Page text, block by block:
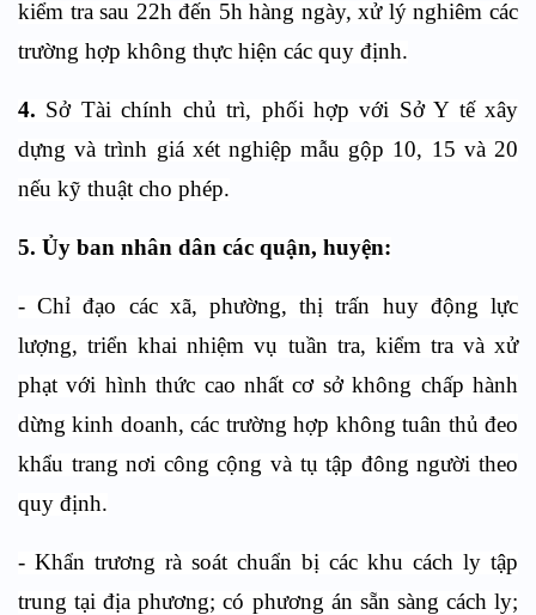
kiểm tra sau 22h đến 5h hàng ngày, xử lý nghiêm các
trường hợp không thực hiện các quy định.
4. Sở Tài chính chủ trì, phối hợp với Sở Y tế xây
dựng và trình giá xét nghiệp mẫu gộp 10, 15 và 20
nếu kỹ thuật cho phép.
5. Ủy ban nhân dân các quận, huyện:
- Chỉ đạo các xã, phường, thị trấn huy động lực
lượng, triển khai nhiệm vụ tuần tra, kiểm tra và xử
phạt với hình thức cao nhất cơ sở không chấp hành
dừng kinh doanh, các trường hợp không tuân thủ đeo
khẩu trang nơi công cộng và tụ tập đông người theo
quy định.
- Khẩn trương rà soát chuẩn bị các khu cách ly tập
trung tại địa phương; có phương án sẵn sàng cách ly;